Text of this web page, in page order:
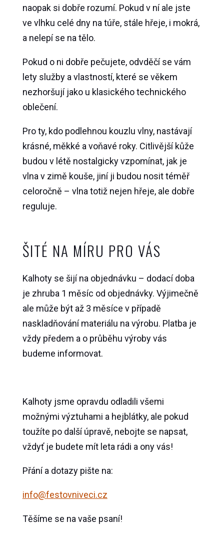
naopak si dobře rozumí. Pokud v ní ale jste
ve vlhku celé dny na túře, stále hřeje, i mokrá,
a nelepí se na tělo.
Pokud o ni dobře pečujete, odvděčí se vám
lety služby a vlastností, které se věkem
nezhoršují jako u klasického technického
oblečení.
Pro ty, kdo podlehnou kouzlu vlny, nastávají
krásné, měkké a voňavé roky. Citlivější kůže
budou v létě nostalgicky vzpomínat, jak je
vlna v zimě kouše, jiní ji budou nosit téměř
celoročně – vlna totiž nejen hřeje, ale dobře
reguluje.
ŠITÉ NA MÍRU PRO VÁS
Kalhoty se šijí na objednávku – dodací doba
je zhruba 1 měsíc od objednávky. Výjimečně
ale může být až 3 měsíce v případě
naskladňování materiálu na výrobu. Platba je
vždy předem a o průběhu výroby vás
budeme informovat.
Kalhoty jsme opravdu odladili všemi
možnými výztuhami a hejblátky, ale pokud
toužíte po další úpravě, nebojte se napsat,
vždyť je budete mít leta rádi a ony vás!
Přání a dotazy pište na:
info@festovniveci.cz
Těšíme se na vaše psaní!